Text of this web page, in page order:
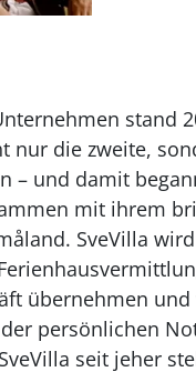
stand
nur die zweite,
– und damit
mit ihrem
SveVilla
übernehmen
persönlichen
seit jeher